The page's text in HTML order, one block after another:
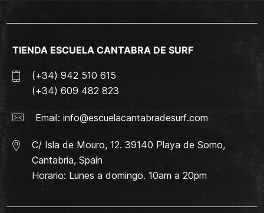
TIENDA ESCUELA CANTABRA DE SURF
(+34) 942 510 615
(+34) 609 482 823
Email: info@escuelacantabradesurf.com
C/ Isla de Mouro, 12. 39140 Playa de Somo,
Cantabria, Spain
Horario: Lunes a domingo. 10am a 20pm